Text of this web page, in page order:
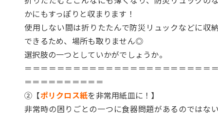
かにもすっぽりと収まります！
使用しない間は折りたたんで防災リュックなどに収
できるため、場所も取りません◎
選択肢の一つとしていかがでしょうか。
＝＝＝＝＝＝＝＝＝＝＝＝＝＝＝＝＝＝＝＝＝＝＝
＝＝＝＝＝＝＝＝＝＝
②【ポリクロス紙を非常用紙皿に！】
非常時の困りごとの一つに食器問題があるのではな